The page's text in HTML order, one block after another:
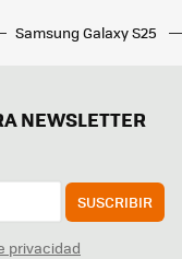
Samsung Galaxy S25
NEWSLETTER
SUSCRIBIR
privacidad